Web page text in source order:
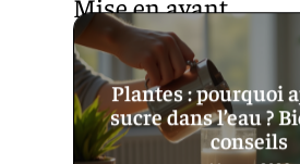
Plantes : pourquoi
sucre dans l’eau ?
conseils